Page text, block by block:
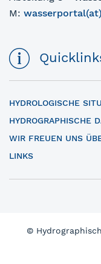
M:
HYDROLOGISCHE
HYDROGRAPHISCHE
WIR FREUEN UNS
LINKS
©